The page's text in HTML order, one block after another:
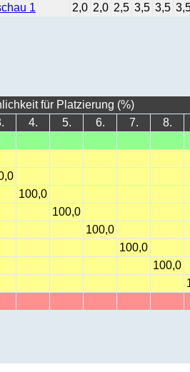
1 2,0 2,0 2,5 3,5 3,5
für Platzierung (%)
4. 5. 6. 7. 8.
100,0
100,0
100,0
100,0
100,0